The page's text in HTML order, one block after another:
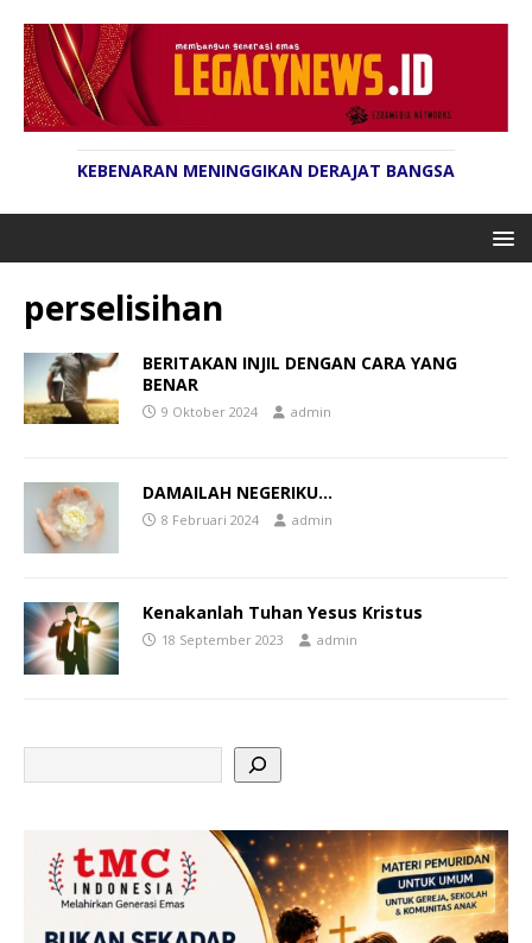
KEBENARAN MENINGGIKAN DERAJAT BANGSA
perselisihan
BERITAKAN INJIL DENGAN CARA YANG
BENAR
9 Oktober 2024 admin
DAMAILAH NEGERIKU…
8 Februari 2024 admin
Kenakanlah Tuhan Yesus Kristus
18 September 2023 admin